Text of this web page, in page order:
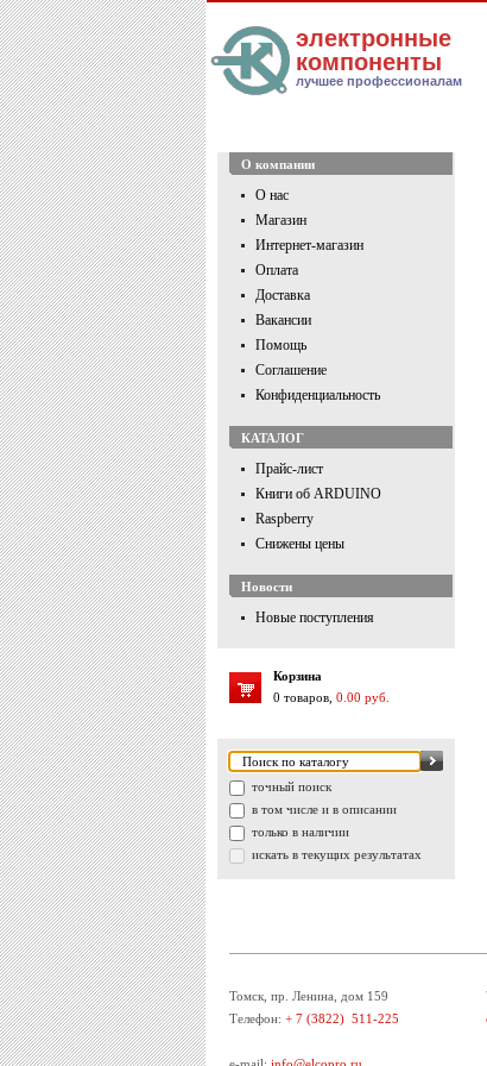
электронные
компоненты
лучшее профессионалам
О компании
О нас
Магазин
Интернет-магазин
Оплата
Доставка
Вакансии
Помощь
Соглашение
Конфиденциальность
КАТАЛОГ
Прайс-лист
Книги об ARDUINO
Raspberry
Снижены цены
Новости
Новые поступления
Корзина
0 товаров, 0.00 руб.
точный поиск
в том числе и в описании
только в наличии
искать в текущих результатах
Томск, пр. Ленина, дом 159
Телефон: + 7 (3822) 511-225